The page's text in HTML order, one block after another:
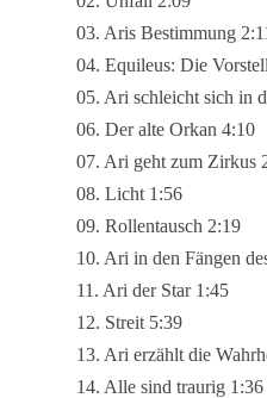
03. Aris Bestimmung
04. Equileus: Die
05. Ari schleicht sich in
06. Der alte Orkan 4:10
07. Ari geht zum Zirkus
08. Licht 1:56
09. Rollentausch 2:19
10. Ari in den Fängen
11. Ari der Star 1:45
12. Streit 5:39
13. Ari erzählt die
14. Alle sind traurig 1:36